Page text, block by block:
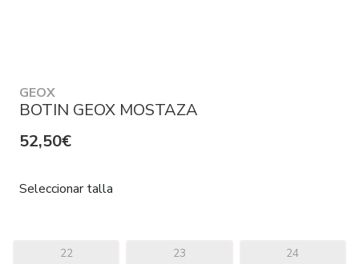
GEOX
BOTIN GEOX MOSTAZA
52,50€
Seleccionar talla
22 23 24